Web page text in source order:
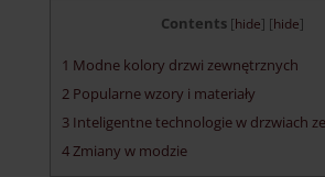
Contents [hide] [hide]
1 Modne kolory drzwi zewnętrznych
2Popularne wzory i materiały
3Inteligentne technologie w drzwiach
4Zmiany w modzie